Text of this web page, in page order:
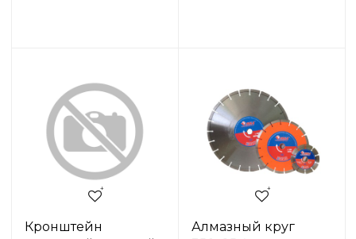
Кронштейн
Алмазный круг